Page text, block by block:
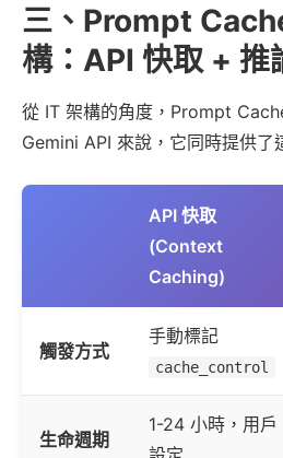
三、Prompt
構：API 快取 + 推
從 IT 架構的角度，Prompt
Gemini API 來說，它同時提供了
API 快取
(Context
Caching)
觸發方式
手動標記
cache_control
生命週期
1-24 小時，用戶